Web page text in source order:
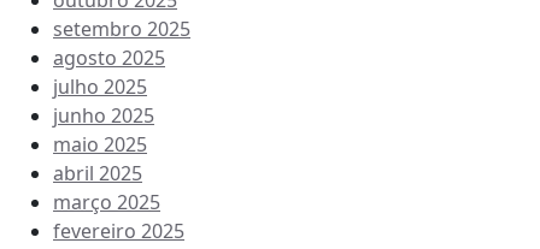
setembro 2025
agosto 2025
julho 2025
junho 2025
maio 2025
abril 2025
março 2025
fevereiro 2025